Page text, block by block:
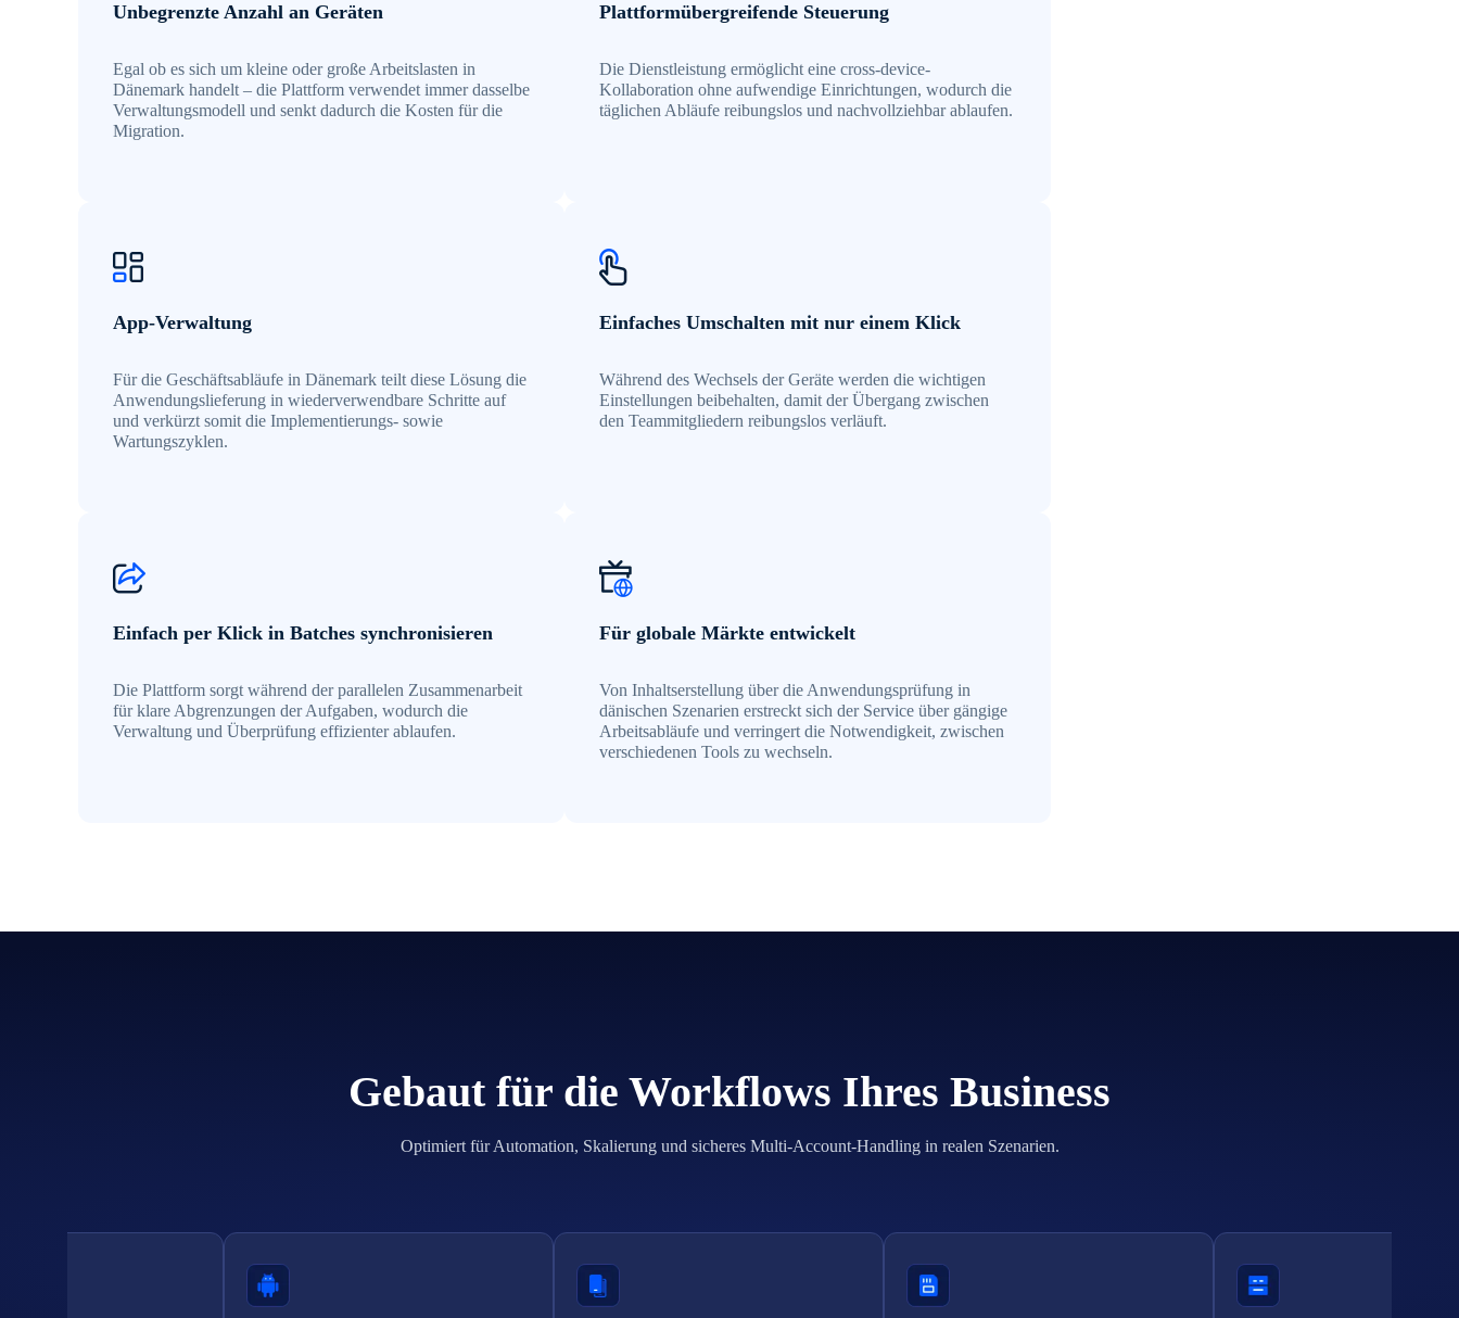
Unbegrenzte Anzahl an Geräten
Egal ob es sich um kleine oder große Arbeitslasten in
Dänemark handelt – die Plattform verwendet immer dasselbe
Verwaltungsmodell und senkt dadurch die Kosten für die
Migration.
Plattformübergreifende Steuerung
Die Dienstleistung ermöglicht eine cross-device-
Kollaboration ohne aufwendige Einrichtungen, wodurch die
täglichen Abläufe reibungslos und nachvollziehbar ablaufen.
App-Verwaltung
Für die Geschäftsabläufe in Dänemark teilt diese Lösung die
Anwendungslieferung in wiederverwendbare Schritte auf
und verkürzt somit die Implementierungs- sowie
Wartungszyklen.
Einfaches Umschalten mit nur einem Klick
Während des Wechsels der Geräte werden die wichtigen
Einstellungen beibehalten, damit der Übergang zwischen
den Teammitgliedern reibungslos verläuft.
Einfach per Klick in Batches synchronisieren
Die Plattform sorgt während der parallelen Zusammenarbeit
für klare Abgrenzungen der Aufgaben, wodurch die
Verwaltung und Überprüfung effizienter ablaufen.
Für globale Märkte entwickelt
Von Inhaltserstellung über die Anwendungsprüfung in
dänischen Szenarien erstreckt sich der Service über gängige
Arbeitsabläufe und verringert die Notwendigkeit, zwischen
verschiedenen Tools zu wechseln.
Gebaut für die Workflows Ihres Business
Optimiert für Automation, Skalierung und sicheres Multi-Account-Handling in realen Szenarien.